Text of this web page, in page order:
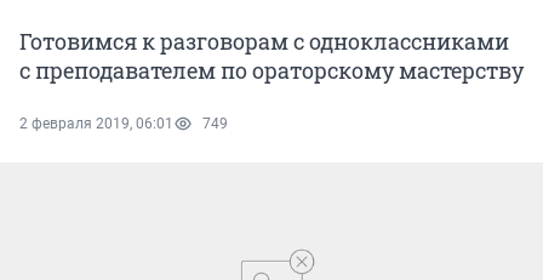
Готовимся к разговорам с одноклассниками
с преподавателем по ораторскому мастерству
2 февраля 2019, 06:01 749